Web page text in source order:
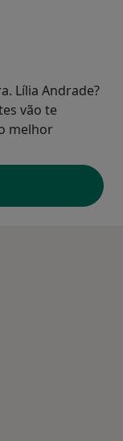
Lília Andrade?
vão te
melhor